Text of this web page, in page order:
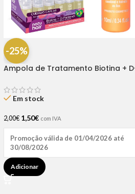
-25%
Ampola de Tratamento Biotina +
Em stock
2,00€ 1,50€ com IVA
Promoção válida de 01/04/2026 até
30/08/2026
Adicionar